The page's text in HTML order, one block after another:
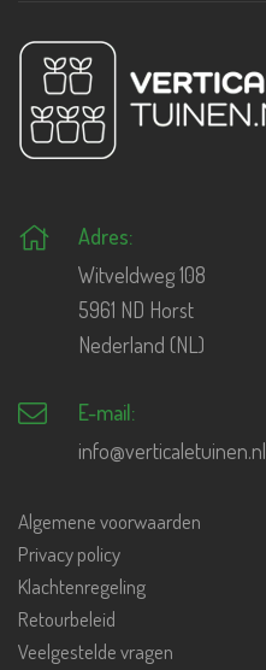
Adres:
Witveldweg 108
5961 ND Horst
Nederland (NL)
E-mail:
info@verticaletuinen.nl
Algemene voorwaarden
Privacy policy
Klachtenregeling
Retourbeleid
Veelgestelde vragen